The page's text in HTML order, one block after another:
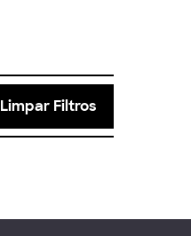
Limpar Filtros